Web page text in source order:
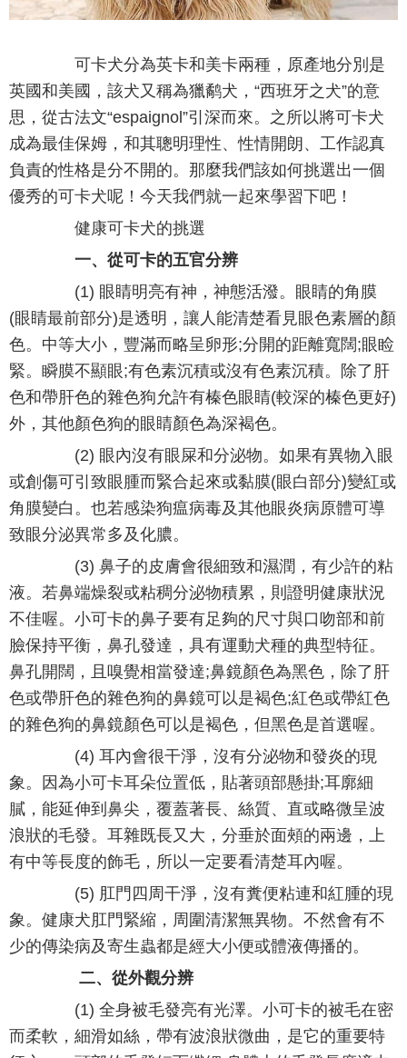
可卡犬分為英卡和美卡兩種，原產地分別是
英國和美國，該犬又稱為獵鹬犬，“西班牙之犬”的意
思，從古法文“espaignol”引深而來。之所以將可卡犬
成為最佳保姆，和其聰明理性、性情開朗、工作認真
負責的性格是分不開的。那麼我們該如何挑選出一個
優秀的可卡犬呢！今天我們就一起來學習下吧！
健康可卡犬的挑選
一、從可卡的五官分辨
(1) 眼睛明亮有神，神態活潑。眼睛的角膜
(眼睛最前部分)是透明，讓人能清楚看見眼色素層的顏
色。中等大小，豐滿而略呈卵形;分開的距離寬闊;眼睑
緊。瞬膜不顯眼;有色素沉積或沒有色素沉積。除了肝
色和帶肝色的雜色狗允許有榛色眼睛(較深的榛色更好)
外，其他顏色狗的眼睛顏色為深褐色。
(2) 眼內沒有眼屎和分泌物。如果有異物入眼
或創傷可引致眼腫而緊合起來或黏膜(眼白部分)變紅或
角膜變白。也若感染狗瘟病毒及其他眼炎病原體可導
致眼分泌異常多及化膿。
(3) 鼻子的皮膚會很細致和濕潤，有少許的粘
液。若鼻端燥裂或粘稠分泌物積累，則證明健康狀況
不佳喔。小可卡的鼻子要有足夠的尺寸與口吻部和前
臉保持平衡，鼻孔發達，具有運動犬種的典型特征。
鼻孔開闊，且嗅覺相當發達;鼻鏡顏色為黑色，除了肝
色或帶肝色的雜色狗的鼻鏡可以是褐色;紅色或帶紅色
的雜色狗的鼻鏡顏色可以是褐色，但黑色是首選喔。
(4) 耳內會很干淨，沒有分泌物和發炎的現
象。因為小可卡耳朵位置低，貼著頭部懸掛;耳廓細
膩，能延伸到鼻尖，覆蓋著長、絲質、直或略微呈波
浪狀的毛發。耳雜既長又大，分垂於面頰的兩邊，上
有中等長度的飾毛，所以一定要看清楚耳內喔。
(5) 肛門四周干淨，沒有糞便粘連和紅腫的現
象。健康犬肛門緊縮，周圍清潔無異物。不然會有不
少的傳染病及寄生蟲都是經大小便或體液傳播的。
二、從外觀分辨
(1) 全身被毛發亮有光澤。小可卡的被毛在密
而柔軟，細滑如絲，帶有波浪狀微曲，是它的重要特